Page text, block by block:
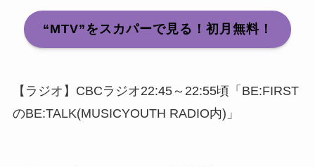
“MTV”をスカパーで見る！初月無料！
【ラジオ】CBCラジオ22:45～22:55頃「BE:FIRST
のBE:TALK(MUSICYOUTH RADIO内)」